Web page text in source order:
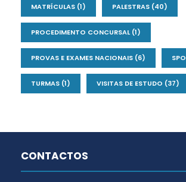
MATRÍCULAS (1) PALESTRAS (40)
PROCEDIMENTO CONCURSAL(1)
PROVAS E EXAMES NACIONAIS (6) SPO
TURMAS (1) VISITAS DE ESTUDO (37)
CONTACTOS